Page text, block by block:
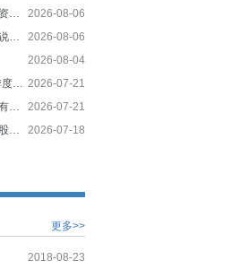
2026-08-06
嘉实量化阿尔法混合型证券投资基金基金产品资料概要更新
2026-08-06
嘉实量化阿尔法混合型证券投资基金更新招募说明书(2026年08月06日更新)
2026-08-04
2026-07-21
嘉实基金管理有限公司旗下基金2026年第二季度报告提示性公告
2026-07-21
嘉实基金管理有限公司关于终止浦领基金销售有限公司办理本公司旗下基金销售业务的公告
2026-07-18
嘉实基金管理有限公司关于旗下基金持有停牌股票估值调整的公告
更多>>
2018-08-23